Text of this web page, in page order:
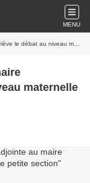
MENU
niveau maternelle petite section
maternelle